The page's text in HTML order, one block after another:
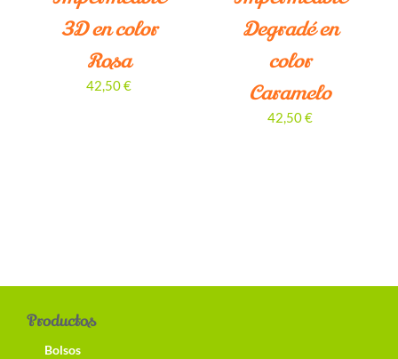
3D en color
Rosa
42,50€
Degradé en
color
Caramelo
42,50€
Productos
Bolsos